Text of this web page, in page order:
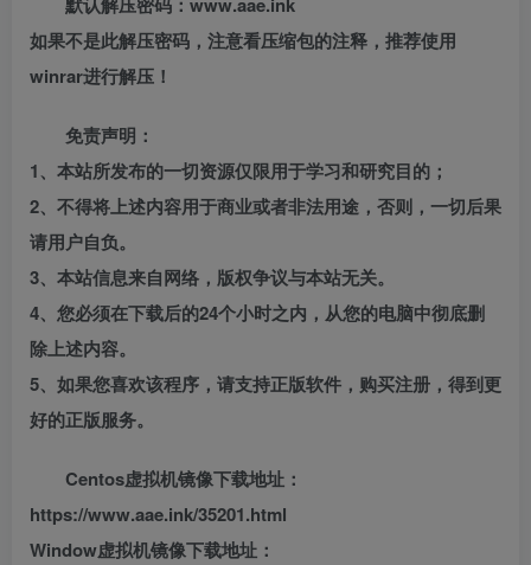
如果不是此解压密码，注意看压缩包的注释，推荐使用
winrar进行解压！
免责声明：
1、本站所发布的一切资源仅限用于学习和研究目的；
2、不得将上述内容用于商业或者非法用途，否则，一切后果
请用户自负。
3、本站信息来自网络，版权争议与本站无关。
4、您必须在下载后的24个小时之内，从您的电脑中彻底删
除上述内容。
5、如果您喜欢该程序，请支持正版软件，购买注册，得到更
好的正版服务。
Centos虚拟机镜像下载地址：
https://www.aae.ink/35201.html
Window虚拟机镜像下载地址：